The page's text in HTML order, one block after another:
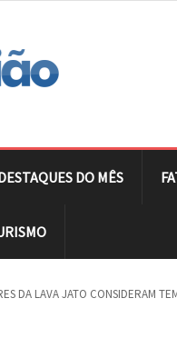
DO MÊS
DA LAVA JATO CONSIDERAM